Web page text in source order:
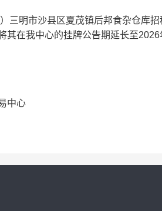
三明市沙县区夏茂镇后邦食杂仓库招
其在我中心的挂牌公告期延长至
中心